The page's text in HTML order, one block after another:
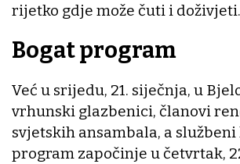
rijetko gdje može čuti i doživjeti.
Bogat program
Već u srijedu, 21. siječnja, u
vrhunski glazbenici, članovi
svjetskih ansambala, a
program započinje u četvrtak,